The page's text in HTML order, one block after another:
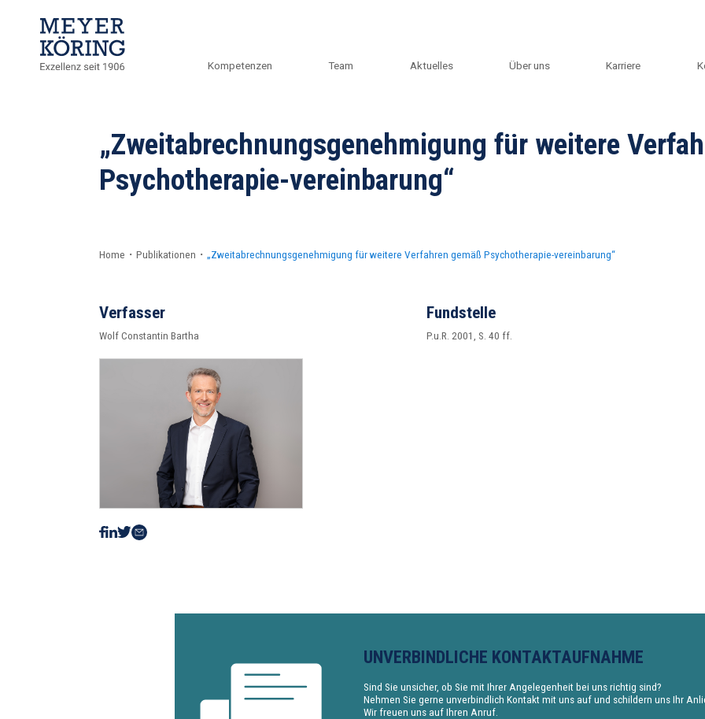
Kompetenzen Team Aktuelles Über uns Karriere
„Zweitabrechnungsgenehmigung für weitere
Psychotherapie-vereinbarung“
Home ・ Publikationen ・ „Zweitabrechnungsgenehmigung für weitere Verfahren gemäß Psychotherapie-vereinbarung“
Verfasser
Wolf Constantin Bartha
Fundstelle
P.u.R. 2001, S. 40 ff.
UNVERBINDLICHE KONTAKTAUFNAHME
Sind Sie unsicher, ob Sie mit Ihrer Angelegenheit bei uns richtig sind?
Nehmen Sie gerne unverbindlich Kontakt mit uns auf und schildern uns Ihr
Wir freuen uns auf Ihren Anruf.